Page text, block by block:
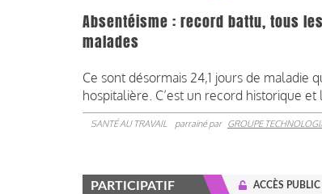
Absentéisme : record battu, tous
malades
Ce sont désormais 24,1 jours de maladie
hospitalière. C’est un record historique
SANTÉ AU TRAVAIL parrainé par GROUPE
PARTICIPATIF ACCÈS PUBLIC